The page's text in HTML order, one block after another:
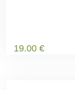
19.00 €